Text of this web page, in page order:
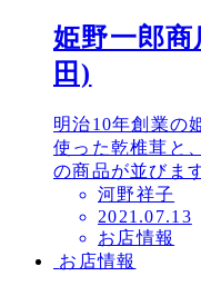
姫野一郎
田)
明治10年創業の
使った乾椎茸と
の商品が並びま
河野祥子
投
稿
日
2021.07.13
お店情報
お店情報